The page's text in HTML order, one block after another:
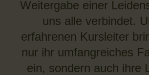
Weitergabe einer
uns alle verbindet.
erfahrenen Kursleiter
nur ihr umfangreiches
ein, sondern auch ihre